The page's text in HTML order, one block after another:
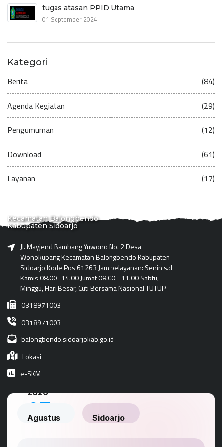
tugas atasan PPID Utama
01 September 2024
Kategori
Berita (84)
Agenda Kegiatan (29)
Pengumuman (12)
Download (61)
Layanan (17)
Kecamatan Balongbendo
Kabupaten Sidoarjo
Jl. Mayjend Bambang Yuwono No. 2 Desa
Wonokupang Kecamatan Balongbendo Kabupaten
Sidoarjo Kode Pos 61263 Jam pelayanan: Senin s.d
Kamis 08.00 -14.00 Jumat 08.00 - 11.00 Sabtu,
Minggu, Hari Besar, Cuti Bersama Nasional TUTUP
0318971003
0318971003
balongbendo.sidoarjokab.go.id
Lokasi
e-SKM